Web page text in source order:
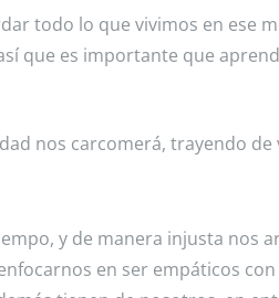
todo lo que vivimos en ese
que es importante que
nos carcomerá, trayendo
y de manera injusta nos
en ser empáticos